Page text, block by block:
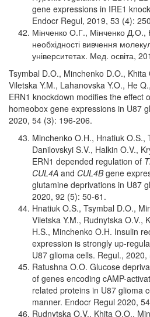
gene expressions in IRE1
Endocr Regul, 2019, 53 (4):
Мінченко О.Г., Мінченко
необхідності вивчення
університетах. Мед. освіта,
Tsymbal D.O., Minchenko D.O., Khita
Viletska Y.M., Lahanovska Y.O., He
ERN1 knockdown modifies the effect
homeobox gene expressions in U87
2020, 54 (3): 196-206.
Minchenko O.H., Hnatiuk O.S.,
Danilovskyi S.V., Halkin O.V.,
ERN1 depended regulation of
CUL4A and CUL4Bgene
glutamine deprivations in U87
2020, 92 (5): 50-61.
Hnatiuk O.S., Tsymbal D.O.,
Viletska Y.M., Rudnytska O.V.,
H.S., Minchenko O.H. Insulin
expression is strongly up-
U87 glioma cells. Regul.,
Ratushna O.O. Glucose
of genes encoding cAMP-
related proteins in U87 glioma
manner. Endocr Regul 2020,
Rudnytska O.V., Khita O.O.,